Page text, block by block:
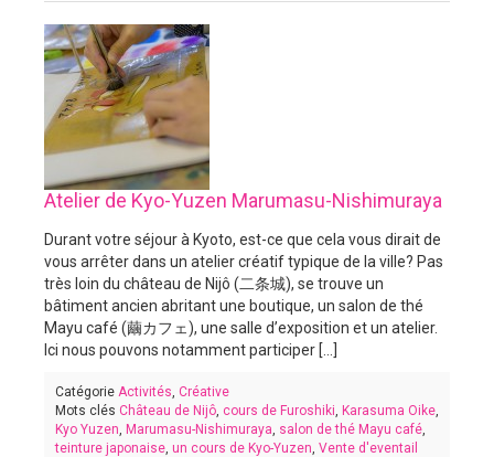
Atelier de Kyo-Yuzen Marumasu-Nishimuraya
Durant votre séjour à Kyoto, est-ce que cela vous dirait de
vous arrêter dans un atelier créatif typique de la ville? Pas
très loin du château de Nijô (二条城), se trouve un
bâtiment ancien abritant une boutique, un salon de thé
Mayu café (繭カフェ), une salle d’exposition et un atelier.
Ici nous pouvons notamment participer [...]
Catégorie Activités, Créative
Mots clés Château de Nijô, cours de Furoshiki, Karasuma Oike,
Kyo Yuzen, Marumasu-Nishimuraya, salon de thé Mayu café,
teinture japonaise, un cours de Kyo-Yuzen, Vente d'eventail